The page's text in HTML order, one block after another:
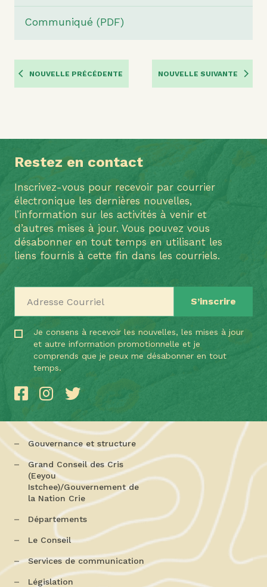
Communiqué (PDF)
NOUVELLE PRÉCÉDENTE NOUVELLE SUIVANTE
Restez en contact
Inscrivez-vous pour recevoir par courrier
électronique les dernières nouvelles,
l’information sur les activités à venir et
d’autres mises à jour. Vous pouvez vous
désabonner en tout temps en utilisant les
liens fournis à cette fin dans les courriels.
Je consens à recevoir les nouvelles, les mises à jour
et autre information promotionnelle et je
comprends que je peux me désabonner en tout
temps.
Gouvernance et structure
Grand Conseil des Cris
(Eeyou
Istchee)/Gouvernement de
la Nation Crie
Départements
Le Conseil
Services de communication
Législation